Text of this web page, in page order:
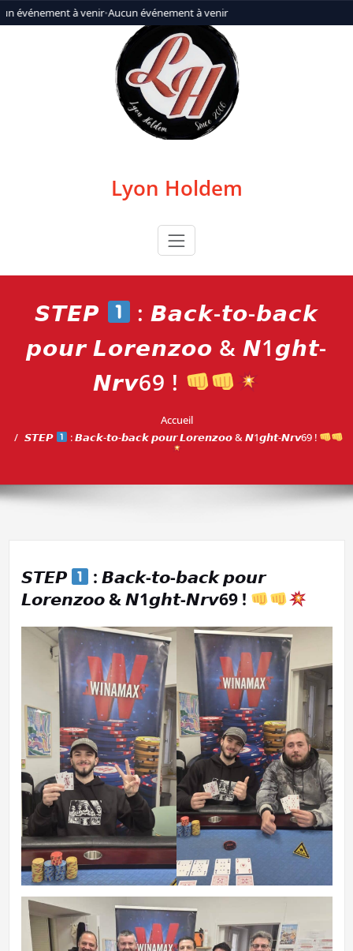
événement à venir•Aucun événement à venir
Aller
au
Lyon Holdem
𝙎𝙏𝙀𝙋
: 𝘽𝙖𝙘𝙠-𝙩𝙤-𝙗𝙖𝙘𝙠
𝙥𝙤𝙪𝙧 𝙇𝙤𝙧𝙚𝙣𝙯𝙤𝙤 & 𝙉1𝙜𝙝𝙩-
𝙉𝙧𝙫69 !
Accueil
𝙎𝙏𝙀𝙋
: 𝘽𝙖𝙘𝙠-𝙩𝙤-𝙗𝙖𝙘𝙠 𝙥𝙤𝙪𝙧 𝙇𝙤𝙧𝙚𝙣𝙯𝙤𝙤 & 𝙉1𝙜𝙝𝙩-𝙉𝙧𝙫69 !
𝙎𝙏𝙀𝙋
: 𝘽𝙖𝙘𝙠-𝙩𝙤-𝙗𝙖𝙘𝙠 𝙥𝙤𝙪𝙧
𝙇𝙤𝙧𝙚𝙣𝙯𝙤𝙤 & 𝙉1𝙜𝙝𝙩-𝙉𝙧𝙫69 !